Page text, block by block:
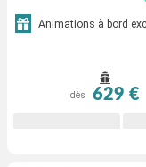
Animations à bord
dès 629 €